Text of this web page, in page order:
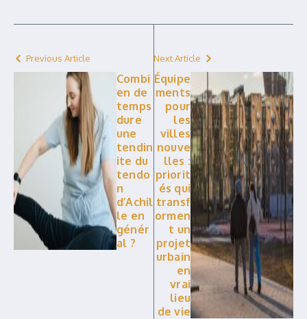
Previous Article
Combi
en de
temps
dure
une
tendin
ite du
tendo
n
d’Achil
le en
génér
al ?
Next Article
Équipe
ments
pour
les
villes
nouve
lles :
priorit
és qui
transf
ormen
t un
projet
urbain
en
vrai
lieu
de vie